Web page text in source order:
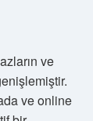
ve
ve online